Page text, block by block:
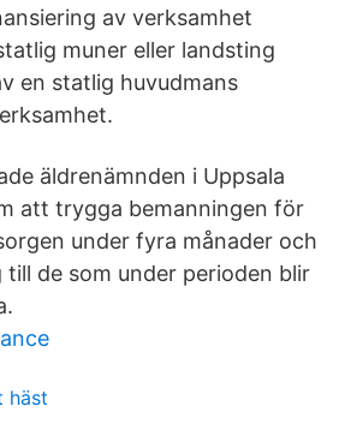
av verksamhet
muner eller landsting
en statlig huvudmans
äldrenämnden i Uppsala
att trygga bemanningen för
under fyra månader och
till de som under perioden blir
häst